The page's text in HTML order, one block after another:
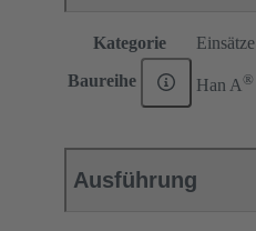
Kategorie Einsätze
Baureihe Han A®
Ausführung